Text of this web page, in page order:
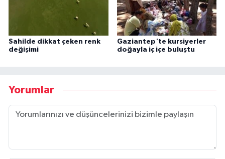
Sahilde dikkat çeken renk
değişimi
Gaziantep'te kursiyerler
doğayla iç içe buluştu
Yorumlar